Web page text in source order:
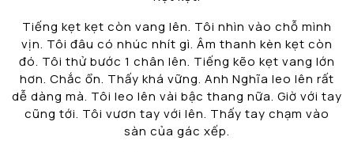
Tiếng kẹt kẹt còn vang lên. Tôi nhìn vào chỗ mình
vịn. Tôi đâu có nhúc nhít gì. Âm thanh kèn kẹt còn
đó. Tôi thử bước 1 chân lên. Tiếng kẽo kẹt vang lớn
hơn. Chắc ổn. Thấy khá vững. Anh Nghĩa leo lên rất
dễ dàng mà. Tôi leo lên vài bậc thang nữa. Giờ với tay
cũng tới. Tôi vươn tay với lên. Thấy tay chạm vào
sàn của gác xếp.